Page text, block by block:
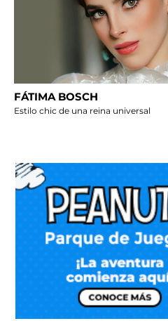
FÁTIMA BOSCH
Estilo chic de una reina universal